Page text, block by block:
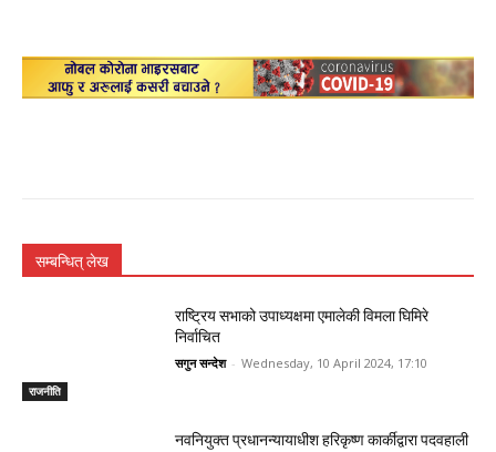
सम्बन्धित् लेख
राजनीति
राष्ट्रिय सभाको उपाध्यक्षमा एमालेकी विमला घिमिरे
निर्वाचित
सगुन सन्देश - Wednesday, 10 April 2024, 17:10
नवनियुक्त प्रधानन्यायाधीश हरिकृष्ण कार्कीद्वारा पदवहाली